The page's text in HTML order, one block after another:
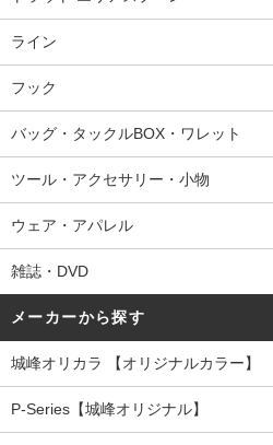
ライン
フック
バッグ・タックルBOX・ワレット
ツール・アクセサリー・小物
ウェア・アパレル
雑誌・DVD
メーカーから探す
城峰オリカラ 【オリジナルカラー】
P-Series【城峰オリジナル】